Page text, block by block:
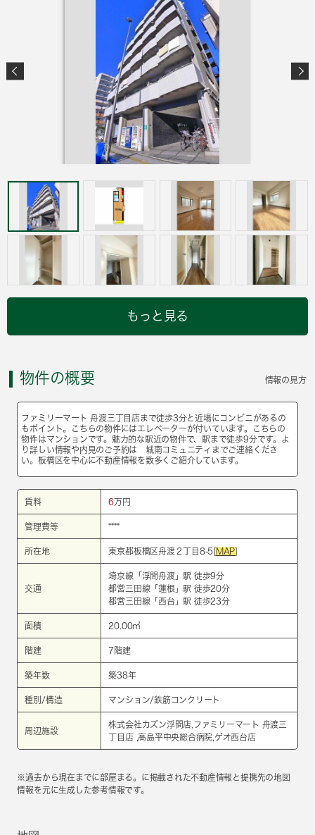
もっと見る
物件の概要 情報の見方
ファミリーマート 舟渡三丁目店まで徒歩3分と近場にコンビニがあるの
もポイント。こちらの物件にはエレベーターが付いています。こちらの
物件はマンションです。魅力的な駅近の物件で、駅まで徒歩9分です。よ
り詳しい情報や内見のご予約は 城南コミュニティまでご連絡くださ
い。板橋区を中心に不動産情報を数多くご紹介しています。
賃料 6万円
管理費等 ****
所在地 東京都板橋区舟渡２丁目8-5[ MAP
交通
埼京線 「 浮間舟渡」駅 徒歩9分
都営三田線 「蓮根 」駅 徒歩20分
都営三田線 「 西台 」駅 徒歩23分
面積 20.00㎡
階建 7階建
築年数 築38年
種別/構造 マンション/鉄筋コンクリート
周辺施設
株式会社カズン浮間店,ファミリーマート 舟渡三
丁目店 ,高島平中央総合病院,ゲオ西台店
※過去から現在までに部屋まる。に掲載された不動産情報と提携先の地図
情報を元に生成した参考情報です。